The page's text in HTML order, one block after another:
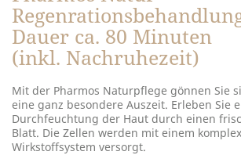
Dauer ca. 80 Minuten
(inkl. Nachruhezeit)
Mit der Pharmos Naturpflege gönnen Sie
eine ganz besondere Auszeit. Erleben Sie
Durchfeuchtung der Haut durch einen
Blatt. Die Zellen werden mit einem
Wirkstoffsystem versorgt.